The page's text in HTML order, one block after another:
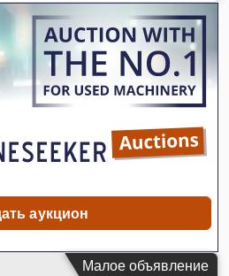
и русском языках. Также
на английском. Csdpfx Asw
аукцион
Малое объявление